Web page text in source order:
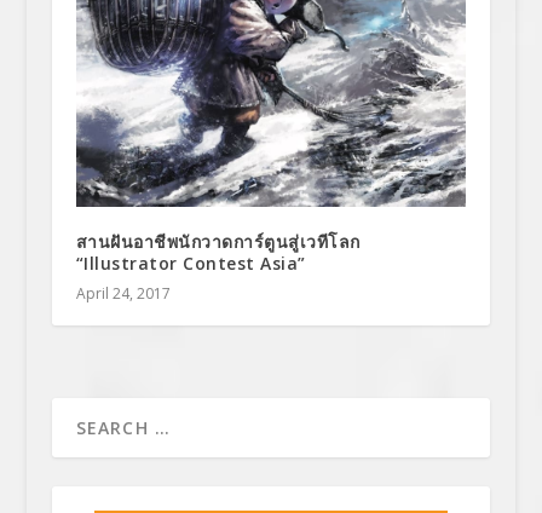
สานฝันอาชีพนักวาดการ์ตูนสู่เวทีโลก
“Illustrator Contest Asia”
April 24, 2017